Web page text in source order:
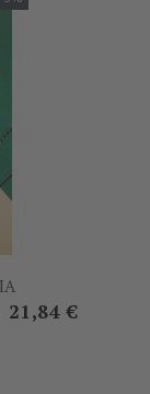
Prezzo
21,84 €